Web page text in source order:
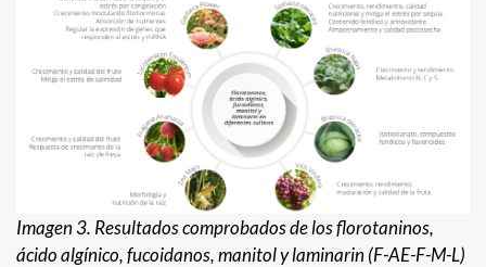
Imagen 3. Resultados comprobados de los florotaninos,
ácido algínico, fucoidanos, manitol y laminarin (F-AE-F-M-L)